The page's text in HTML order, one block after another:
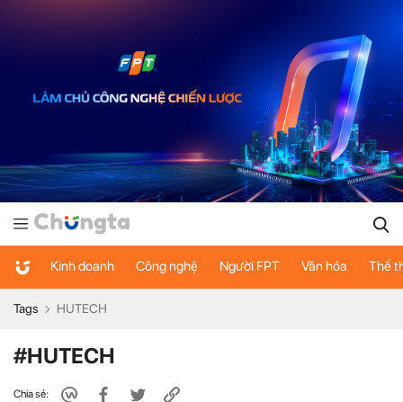
Kinh doanh Công nghệ Người FPT Văn hóa Thể
Tags HUTECH
#HUTECH
Chia sẻ: